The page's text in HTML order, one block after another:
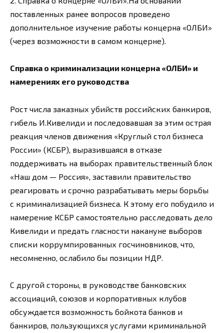
поставленных ранее вопросов проведено
дополнительное изучение работы концерна «ОЛБИ»
(через возможности в самом концерне).
Справка о криминализации концерна «ОЛБИ» и
намерениях его руководства
Рост числа заказных убийств российских банкиров,
гибель И.Кивелиди и последовавшая за этим острая
реакция членов движения «Круглый стол бизнеса
России» (КСБР), выразившаяся в отказе
поддерживать на выборах правительственный блок
«Наш дом — Россия», заставили правительство
реагировать и срочно разрабатывать меры борьбы
с криминализацией бизнеса. К этому его побудило и
намерение КСБР самостоятельно расследовать дело
Кивелиди и предать гласности накануне выборов
списки коррумпированных госчиновников, что,
несомненно, ослабило бы позиции НДР.
С другой стороны, в руководстве банковских
ассоциаций, союзов и корпоративных клубов
обсуждается возможность бойкота банков и
банкиров, пользующихся услугами криминальной